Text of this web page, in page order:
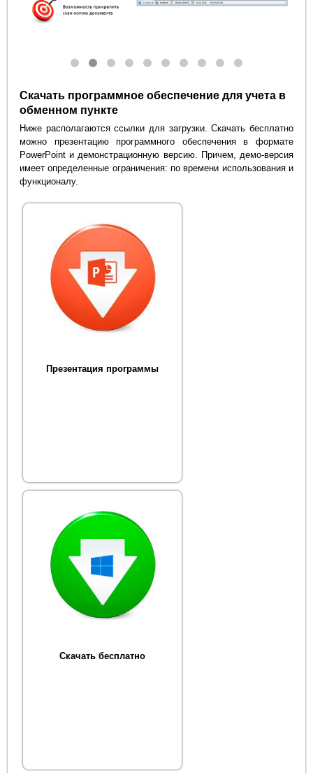
Скачать программное обеспечение для учета в
обменном пункте
Ниже располагаются ссылки для загрузки. Скачать бесплатно
можно презентацию программного обеспечения в формате
PowerPoint и демонстрационную версию. Причем, демо-версия
имеет определенные ограничения: по времени использования и
функционалу.
Презентация программы
Скачать бесплатно